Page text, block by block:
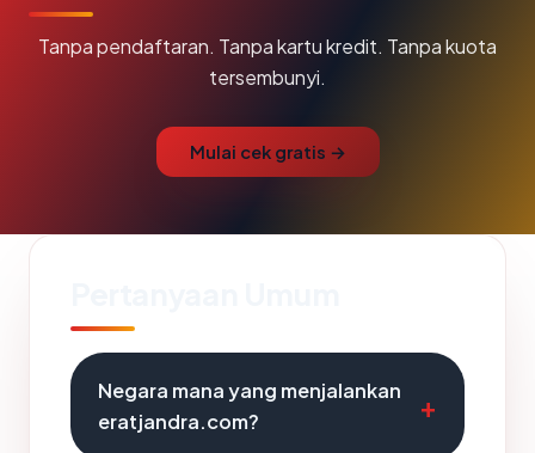
Tanpa pendaftaran. Tanpa kartu kredit. Tanpa kuota
tersembunyi.
Mulai cek gratis →
Negara mana yang menjalankan
eratjandra.com?